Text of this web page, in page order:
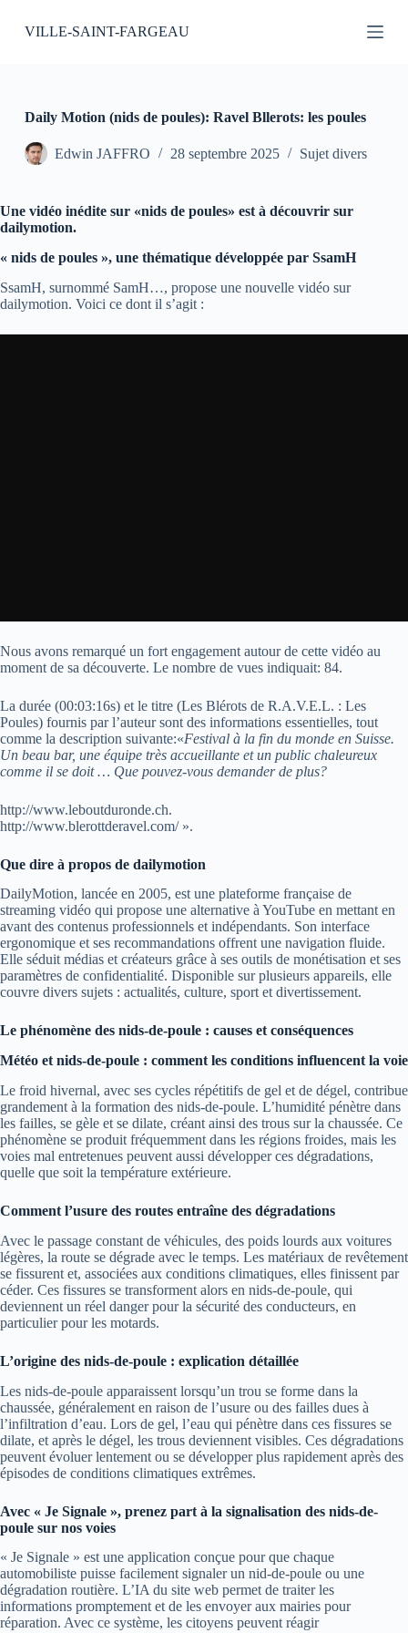
e
n
VILLE-SAINT-FARGEAU
Daily Motion (nids de poules): Ravel Bllerots: les poules
Edwin JAFFRO 28 septembre 2025 Sujet divers
Une vidéo inédite sur «nids de poules» est à découvrir sur
dailymotion.
« nids de poules », une thématique développée par SsamH
SsamH, surnommé SamH…, propose une nouvelle vidéo sur
dailymotion. Voici ce dont il s’agit :
Nous avons remarqué un fort engagement autour de cette vidéo au
moment de sa découverte. Le nombre de vues indiquait: 84.
La durée (00:03:16s) et le titre (Les Blérots de R.A.V.E.L. : Les
Poules) fournis par l’auteur sont des informations essentielles, tout
comme la description suivante:«Festival à la fin du monde en Suisse.
Un beau bar, une équipe très accueillante et un public chaleureux
comme il se doit … Que pouvez-vous demander de plus?
http://www.leboutduronde.ch.
http://www.blerottderavel.com/ ».
Que dire à propos de dailymotion
DailyMotion, lancée en 2005, est une plateforme française de
streaming vidéo qui propose une alternative à YouTube en mettant en
avant des contenus professionnels et indépendants. Son interface
ergonomique et ses recommandations offrent une navigation fluide.
Elle séduit médias et créateurs grâce à ses outils de monétisation et ses
paramètres de confidentialité. Disponible sur plusieurs appareils, elle
couvre divers sujets : actualités, culture, sport et divertissement.
Le phénomène des nids-de-poule : causes et conséquences
Météo et nids-de-poule : comment les conditions influencent la voie
Le froid hivernal, avec ses cycles répétitifs de gel et de dégel, contribue
grandement à la formation des nids-de-poule. L’humidité pénètre dans
les failles, se gèle et se dilate, créant ainsi des trous sur la chaussée. Ce
phénomène se produit fréquemment dans les régions froides, mais les
voies mal entretenues peuvent aussi développer ces dégradations,
quelle que soit la température extérieure.
Comment l’usure des routes entraîne des dégradations
Avec le passage constant de véhicules, des poids lourds aux voitures
légères, la route se dégrade avec le temps. Les matériaux de revêtement
se fissurent et, associées aux conditions climatiques, elles finissent par
céder. Ces fissures se transforment alors en nids-de-poule, qui
deviennent un réel danger pour la sécurité des conducteurs, en
particulier pour les motards.
L’origine des nids-de-poule : explication détaillée
Les nids-de-poule apparaissent lorsqu’un trou se forme dans la
chaussée, généralement en raison de l’usure ou des failles dues à
l’infiltration d’eau. Lors de gel, l’eau qui pénètre dans ces fissures se
dilate, et après le dégel, les trous deviennent visibles. Ces dégradations
peuvent évoluer lentement ou se développer plus rapidement après des
épisodes de conditions climatiques extrêmes.
Avec « Je Signale », prenez part à la signalisation des nids-de-
poule sur nos voies
« Je Signale » est une application conçue pour que chaque
automobiliste puisse facilement signaler un nid-de-poule ou une
dégradation routière. L’IA du site web permet de traiter les
informations promptement et de les envoyer aux mairies pour
réparation. Avec ce système, les citoyens peuvent réagir